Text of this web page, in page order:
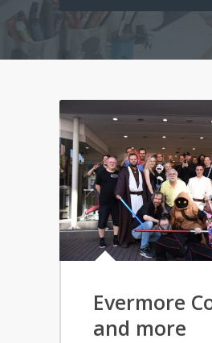
Evermore
and more